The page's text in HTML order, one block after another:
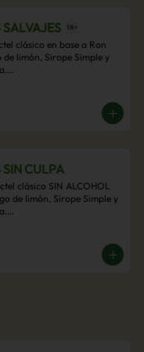
clásico en base a Ron
de limón, Sirope Simple y
CULPA
clásico SIN ALCOHOL
de limón, Sirope Simple y